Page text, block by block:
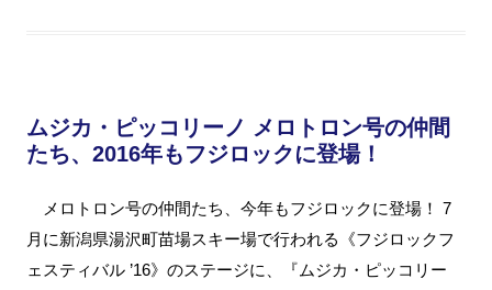
ムジカ・ピッコリーノ メロトロン号の仲間
たち、2016年もフジロックに登場！
メロトロン号の仲間たち、今年もフジロックに登場！ 7
月に新潟県湯沢町苗場スキー場で行われる《フジロックフ
ェスティバル ’16》のステージに、『ムジカ・ピッコリー